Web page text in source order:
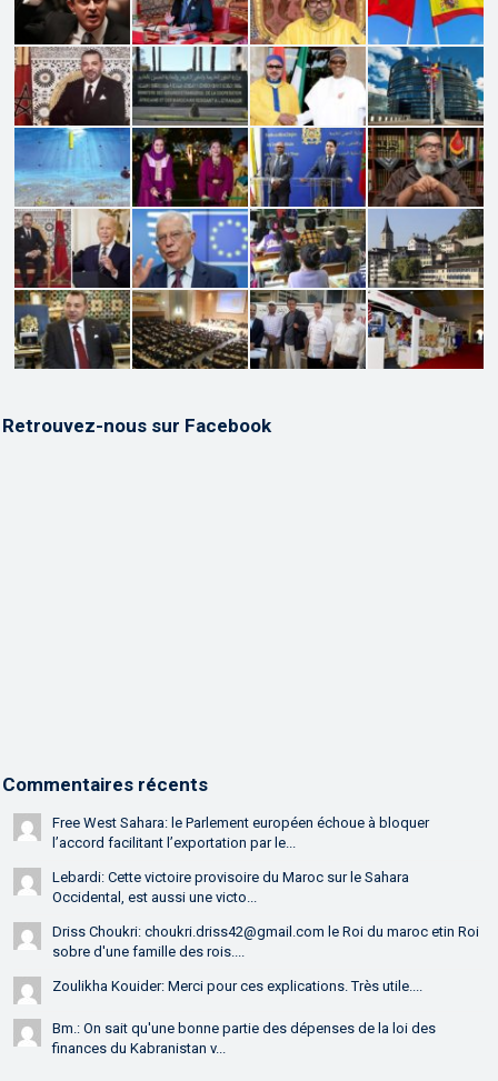
Retrouvez-nous sur Facebook
Commentaires récents
Free West Sahara: le Parlement européen échoue à bloquer
l’accord facilitant l’exportation par le...
Lebardi: Cette victoire provisoire du Maroc sur le Sahara
Occidental, est aussi une victo...
Driss Choukri: choukri.driss42@gmail.com le Roi du maroc etin Roi
sobre d'une famille des rois....
Zoulikha Kouider: Merci pour ces explications. Très utile....
Bm.: On sait qu'une bonne partie des dépenses de la loi des
finances du Kabranistan v...